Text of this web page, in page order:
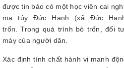
được tin báo có một học viên cai
ma túy Đức Hạnh (xã Đức
trốn. Trong quá trình bỏ trốn, đối
máy của người dân.
Xác định tính chất hành vi manh